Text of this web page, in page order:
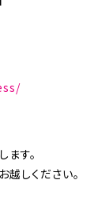
す。
しください。